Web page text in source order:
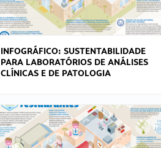
INFOGRÁFICO: SUSTENTABILIDADE
PARA LABORATÓRIOS DE ANÁLISES
CLÍNICAS E DE PATOLOGIA